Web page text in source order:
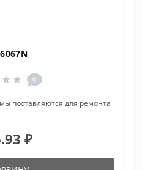
0
поставляются для ремонта
₽